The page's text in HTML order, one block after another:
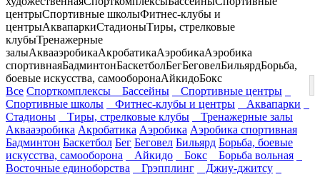
центрыСпортивные школыФитнес-клубы и
центрыАквапаркиСтадионыТиры, стрелковые
клубыТренажерные
залыАквааэробикаАкробатикаАэробикаАэробика
спортивнаяБадминтонБаскетболБегБеговелБильярдБорьба,
боевые искусства, самооборонаАйкидоБокс
Все Спорткомплексы Бассейны
Спортивные центры
Спортивные школы
Фитнес-клубы и центры
Аквапарки
Стадионы
Тиры, стрелковые клубы
Тренажерные залы
Аквааэробика Акробатика Аэробика Аэробика спортивная
Бадминтон Баскетбол Бег Беговел Бильярд Борьба, боевые
искусства, самооборона
Айкидо Бокс
Борьба вольная
Восточные единоборства
Грэпплинг
Джиу-джитсу